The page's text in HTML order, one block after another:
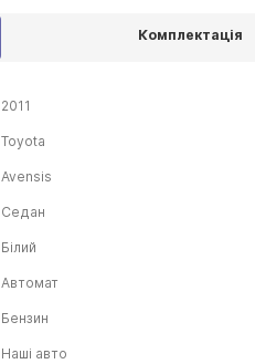
Комплектація
2011
Toyota
Avensis
Седан
Білий
Автомат
Бензин
Наші авто